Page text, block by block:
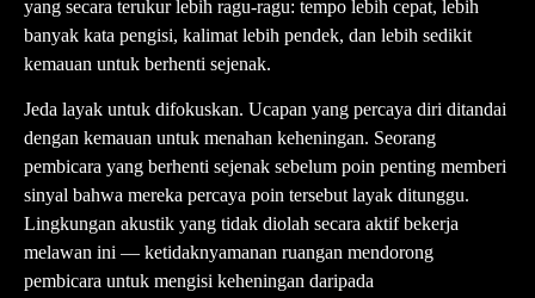
yang secara terukur lebih ragu-ragu: tempo lebih cepat, lebih
banyak kata pengisi, kalimat lebih pendek, dan lebih sedikit
kemauan untuk berhenti sejenak.
Jeda layak untuk difokuskan. Ucapan yang percaya diri ditandai
dengan kemauan untuk menahan keheningan. Seorang
pembicara yang berhenti sejenak sebelum poin penting memberi
sinyal bahwa mereka percaya poin tersebut layak ditunggu.
Lingkungan akustik yang tidak diolah secara aktif bekerja
melawan ini — ketidaknyamanan ruangan mendorong
pembicara untuk mengisi keheningan daripada